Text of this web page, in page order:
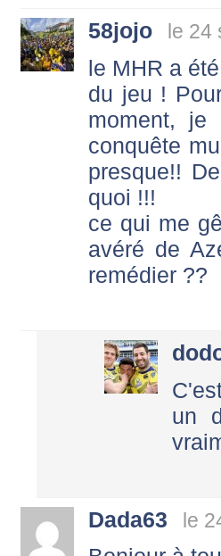
58jojo le 24
le MHR a
du jeu !
moment, je
conquête
presque!!
quoi !!!
ce qui me
avéré de
remédier ??
un
Dada63 le